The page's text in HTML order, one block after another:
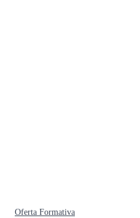
Oferta Formativa